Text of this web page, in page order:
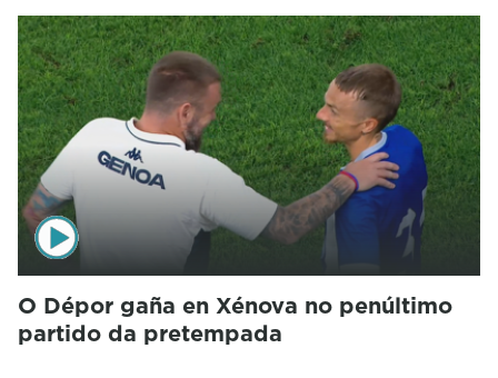
O Dépor gaña en Xénova no penúltimo
partido da pretempada